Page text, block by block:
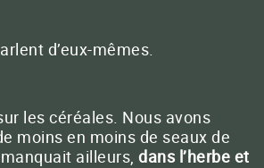
d’eux-mêmes.
les céréales. Nous avons
moins en moins de seaux de
ailleurs, dans l’herbe et